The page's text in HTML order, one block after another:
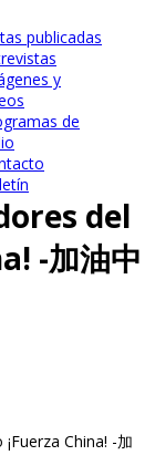
publicadas
y
de
del
-加油中
China! -加